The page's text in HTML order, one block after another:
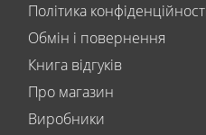
Політика
Обмін і повернення
Книга відгуків
Про магазин
Виробники